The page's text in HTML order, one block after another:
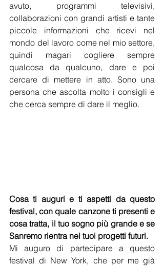
avuto, programmi televisivi,
collaborazioni con grandi artisti e tante
piccole informazioni che ricevi nel
mondo del lavoro come nel mio settore,
quindi magari cogliere sempre
qualcosa da qualcuno, dare e poi
cercare di mettere in atto. Sono una
persona che ascolta molto i consigli e
che cerca sempre di dare il meglio.
Cosa ti auguri e ti aspetti da questo
festival, con quale canzone ti presenti e
cosa tratta, il tuo sogno più grande e se
Sanremo rientra nei tuoi progetti futuri.
Mi auguro di partecipare a questo
festival di New York, che per me già